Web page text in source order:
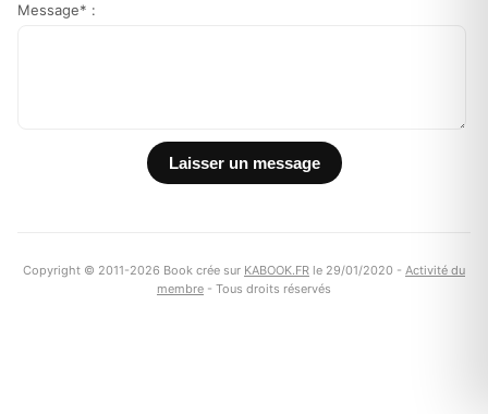
Message* :
Copyright © 2011-2026 Book crée sur KABOOK.FR le 29/01/2020 - Activité du
membre - Tous droits réservés